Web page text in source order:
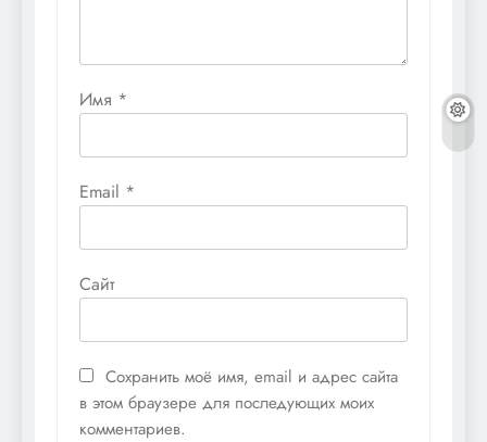
Имя *
Email *
Сайт
Сохранить моё имя, email и адрес сайта
в этом браузере для последующих моих
комментариев.